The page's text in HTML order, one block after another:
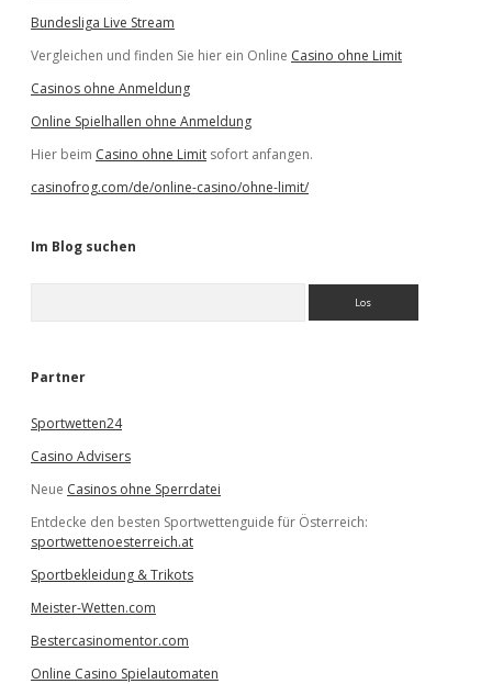
Bundesliga Live Stream
Vergleichen und finden Sie hier ein Online Casino ohne Limit
Casinos ohne Anmeldung
Online Spielhallen ohne Anmeldung
Hier beim Casino ohne Limit sofort anfangen.
casinofrog.com/de/online-casino/ohne-limit/
Im Blog suchen
e
Partner
Sportwetten24
Casino Advisers
Neue Casinos ohne Sperrdatei
Entdecke den besten Sportwettenguide für Österreich:
sportwettenoesterreich.at
Sportbekleidung & Trikots
Meister-Wetten.com
Bestercasinomentor.com
Online Casino Spielautomaten